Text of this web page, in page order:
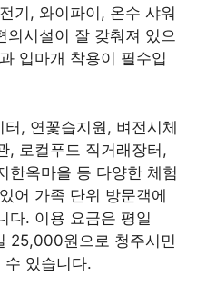
기, 와이파이, 온수 샤워
의시설이 잘 갖춰져 있으
입마개 착용이 필수입
, 연꽃습지원, 벼전시체
, 로컬푸드 직거래장터,
한옥마을 등 다양한 체험
어 가족 단위 방문객에
다. 이용 요금은 평일
25,000원으로 청주시민
있습니다.